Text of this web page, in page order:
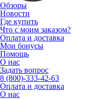
Обзоры
Новости
Где купить
Что с моим заказом?
Оплата и доставка
Мои бонусы
Помощь
О нас
Задать вопрос
8 (800)-333-42-63
Оплата и доставка
О нас